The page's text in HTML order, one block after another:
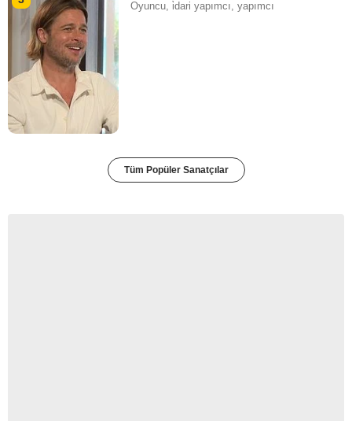
Oyuncu, i̇dari yapımcı, yapımcı
Tüm Popüler Sanatçılar